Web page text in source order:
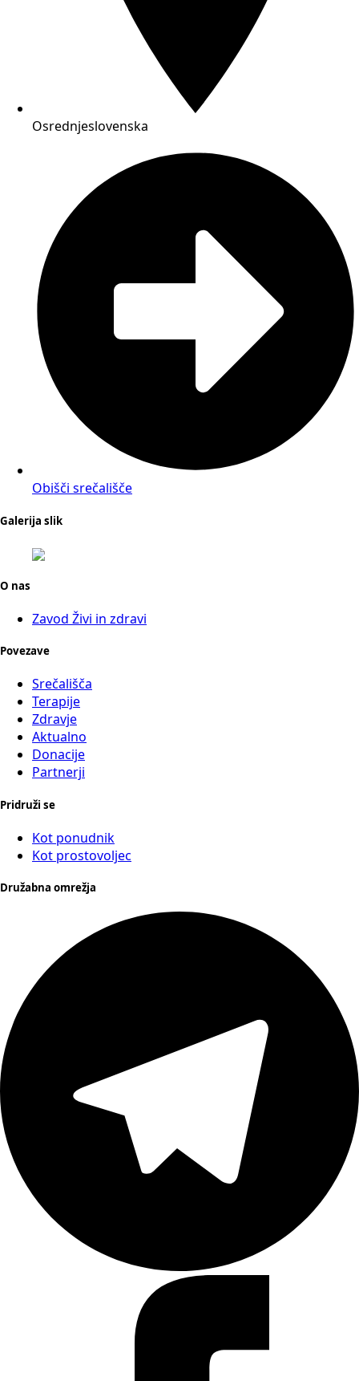
Osrednjeslovenska
Obišči srečališče
Galerija slik
O nas
Zavod Živi in zdravi
Povezave
Srečališča
Terapije
Zdravje
Aktualno
Donacije
Partnerji
Pridruži se
Kot ponudnik
Kot prostovoljec
Družabna omrežja